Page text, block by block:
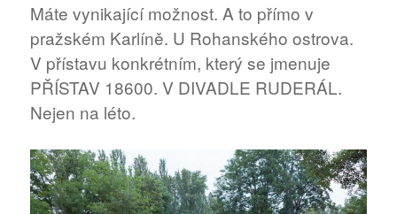
Máte vynikající možnost. A to přímo v
pražském Karlíně. U Rohanského ostrova.
V přístavu konkrétním, který se jmenuje
PŘÍSTAV 18600. V DIVADLE RUDERÁL.
Nejen na léto.